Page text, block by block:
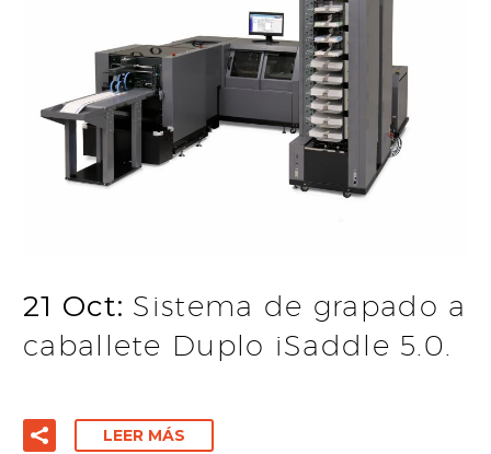
21 Oct: Sistema de grapado a
caballete Duplo iSaddle 5.0.
LEER MÁS